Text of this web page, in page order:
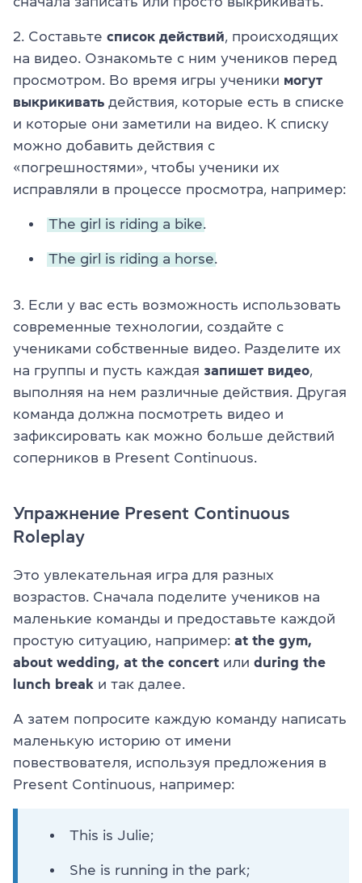
2. Составьте список действий , происходящих
на видео. Ознакомьте с ним учеников перед
просмотром. Во время игры ученики могут
выкрикивать действия, которые есть в списке
и которые они заметили на видео. К списку
можно добавить действия с
«погрешностями», чтобы ученики их
исправляли в процессе просмотра, например:
The girl is riding a bike.
The girl is riding a horse.
3. Если у вас есть возможность использовать
современные технологии, создайте с
учениками собственные видео. Разделите их
на группы и пусть каждая запишет видео
выполняя на нем различные действия. Другая
команда должна посмотреть видео и
зафиксировать как можно больше действий
соперников в Present Continuous.
Упражнение Present Continuous
Roleplay
Это увлекательная игра для разных
возрастов. Сначала поделите учеников на
маленькие команды и предоставьте каждой
простую ситуацию, например: at the gym,
about wedding, at the concert или during the
lunch break и так далее.
А затем попросите каждую команду написать
маленькую историю от имени
повествователя, используя предложения в
Present Continuous, например:
This is Julie;
She is running in the park;